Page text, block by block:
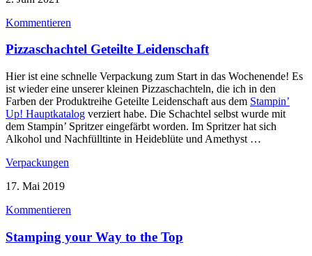
Kommentieren
Pizzaschachtel Geteilte Leidenschaft
Hier ist eine schnelle Verpackung zum Start in das Wochenende! Es
ist wieder eine unserer kleinen Pizzaschachteln, die ich in den
Farben der Produktreihe Geteilte Leidenschaft aus dem Stampin’
Up! Hauptkatalog verziert habe. Die Schachtel selbst wurde mit
dem Stampin’ Spritzer eingefärbt worden. Im Spritzer hat sich
Alkohol und Nachfülltinte in Heideblüte und Amethyst …
Verpackungen
17. Mai 2019
Kommentieren
Stamping your Way to the Top